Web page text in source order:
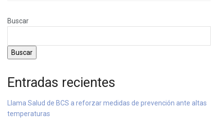
Buscar
Buscar
Entradas recientes
Llama Salud de BCS a reforzar medidas de prevención ante altas
temperaturas